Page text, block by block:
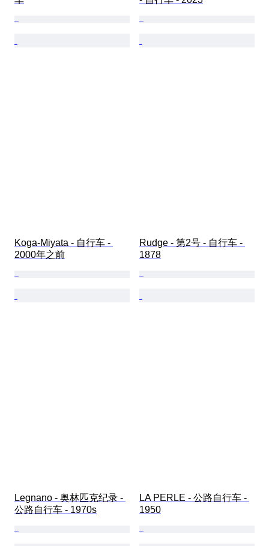
Koga-Miyata - 自行车 -
2000年之前
Rudge - 第2号 - 自行车 -
1878
Legnano - 奥林匹克纪录 -
公路自行车 - 1970s
LA PERLE - 公路自行车 -
1950